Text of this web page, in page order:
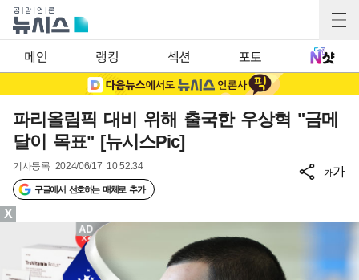
메인 랭킹 섹션 포토
파리올림픽 대비 위해 출국한 우상혁 "금메
달이 목표" [뉴시스Pic]
기사등록 2024/06/17 10:52:34
구글에서 선호하는 매체로 추가
가가
X